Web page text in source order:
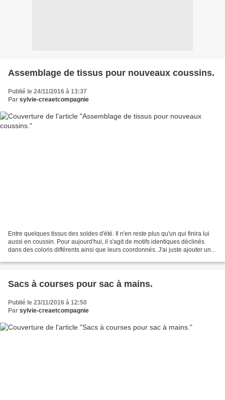
Assemblage de tissus pour nouveaux coussins.
Publié le 24/11/2016 à 13:37
Par sylvie-creaetcompagnie
Entre quelques tissus des soldes d'été. Il n'en reste plus qu'un qui finira lui
aussi en coussin. Pour aujourd'hui, il s'agit de motifs identiques déclinés
dans des coloris différents ainsi que leurs coordonnés. J'ai juste ajouter un
Sacs à courses pour sac à mains.
Publié le 23/11/2016 à 12:50
Par sylvie-creaetcompagnie